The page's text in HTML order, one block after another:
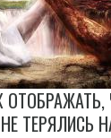
ТЕРЯЛИСЬ